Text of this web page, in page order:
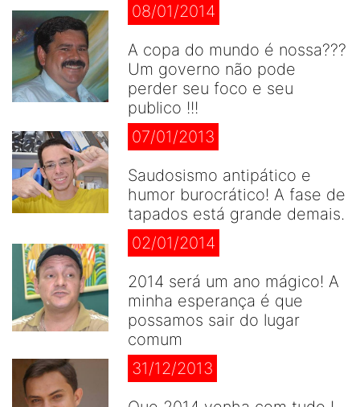
08/01/2014
A copa do mundo é nossa???
Um governo não pode
perder seu foco e seu
publico !!!
07/01/2013
Saudosismo antipático e
humor burocrático! A fase de
tapados está grande demais.
02/01/2014
2014 será um ano mágico! A
minha esperança é que
possamos sair do lugar
comum
31/12/2013